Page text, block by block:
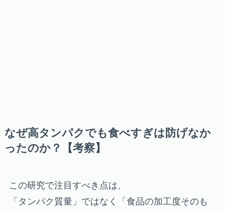
なぜ高タンパクでも食べすぎは防げなか
ったのか？【考察】
この研究で注目すべき点は、
「タンパク質量」ではなく「食品の加工度そのも